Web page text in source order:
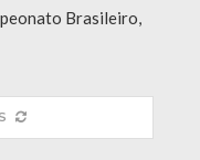
Brasileiro,